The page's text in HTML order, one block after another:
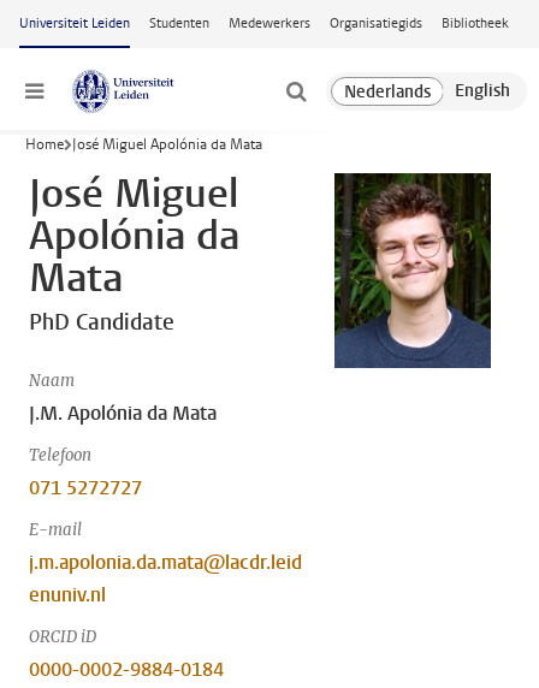
Ga naar hoofdinhoud
Universiteit Leiden Studenten Medewerkers Organisatiegids Bibliotheek
Menu
Home José Miguel Apolónia da Mata
José Miguel
Apolónia da
Mata
PhD Candidate
Naam
J.M. Apolónia da Mata
Telefoon
071 5272727
E-mail
j.m.apolonia.da.mata@lacdr.leid
enuniv.nl
ORCID iD
0000-0002-9884-0184